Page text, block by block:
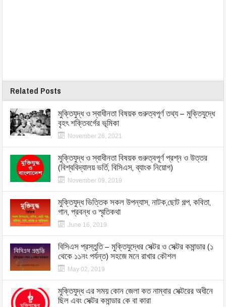
Related Posts
মুক্তিযুদ্ধ ও স্বাধীনতা বিষয়ক গুরুত্বপূর্ণ তথ্য – মুক্তিযুদ্ধে
বৃহৎ শক্তিবর্গের ভূমিকা
November 26, 2021
মুক্তিযুদ্ধ ও স্বাধীনতা বিষয়ক গুরুত্বপূর্ণ প্রশ্ন ও উত্তর
(বিশ্ববিদ্যালয় ভর্তি, বিসিএস, ব্যাংক নিয়োগ)
November 09, 2019
মুক্তিযুদ্ধ ভিত্তিক সকল উপন্যাস, নাটক,ছোট গল্প, কবিতা,
গান, প্রবন্ধ ও স্মৃতিকথা
June 16, 2019
বিসিএস প্রস্তুতি – মুক্তিযুদ্ধের সেক্টর ও সেক্টর কমান্ডার (১
থেকে ১১নং পর্যন্ত) সহজে মনে রাখার কৌশল
May 02, 2019
মুক্তিযুদ্ধ এর সময় কোন জেলা কত নাম্বার সেক্টরের অধীনে
ছিল এবং সেক্টর কমান্ডার কে বা কারা